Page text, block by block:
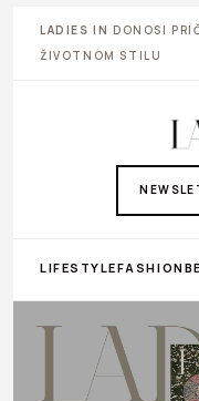
LADIES IN DONOSI
ŽIVOTNOM STILU
LIFESTYLEFASHION